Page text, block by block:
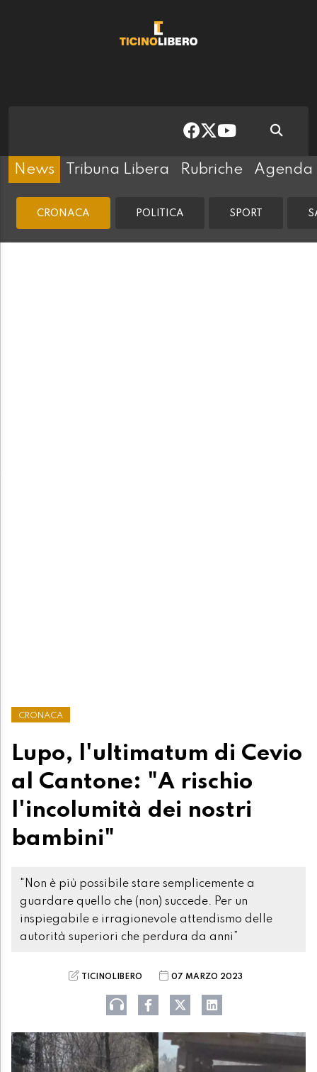
News Tribuna Libera Rubriche Agenda
CRONACA POLITICA SPORT
CRONACA
Lupo, l'ultimatum di Cevio
al Cantone: "A rischio
l'incolumità dei nostri
bambini"
"Non è più possibile stare semplicemente a
guardare quello che (non) succede. Per un
inspiegabile e irragionevole attendismo delle
autorità superiori che perdura da anni”
TICINOLIBERO 07 MARZO 2023